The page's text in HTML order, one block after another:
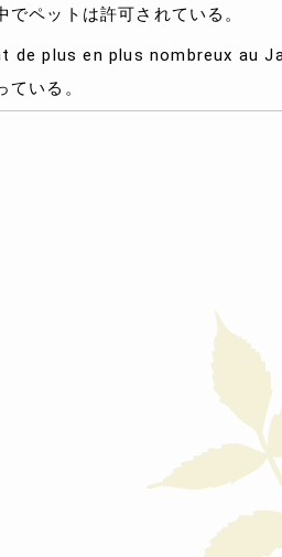
ペットは許可されている。
de plus en plus nombreux au
いる。